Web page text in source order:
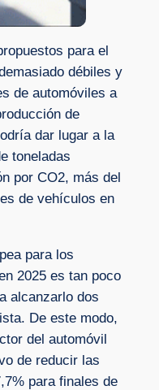
para el
débiles y
de automóviles a
de
dar lugar a la
toneladas
por CO2, más del
de vehículos en
para los
2025 es tan poco
alcanzarlo dos
De este modo,
del automóvil
de reducir las
para finales de